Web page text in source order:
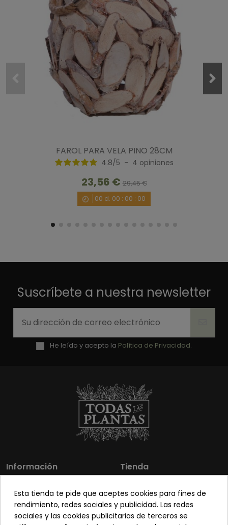
FAROL PARA VELA PINO 28CM
4.8/5 - 4 opiniones
23,56 €29,45 €
00 d. 00 : 00 : 00
Suscríbete a nuestra newsletter
He leído y acepto la Política de Privacidad.
Información
Los más vendidos
Sobre nosotros
Pon tu planta guapa
Tienda
Mi cuenta
Contacto
Envíos y Devoluciones
Esta tienda te pide que aceptes cookies para fines de
rendimiento, redes sociales y publicidad. Las redes
sociales y las cookies publicitarias de terceros se